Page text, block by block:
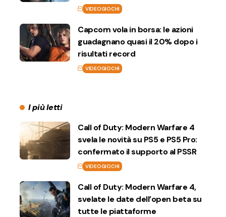
VIDEOGIOCHI
Capcom vola in borsa: le azioni
guadagnano quasi il 20% dopo i
risultati record
VIDEOGIOCHI
I più letti
Call of Duty: Modern Warfare 4
svela le novità su PS5 e PS5 Pro:
confermato il supporto al PSSR
VIDEOGIOCHI
Call of Duty: Modern Warfare 4,
svelate le date dell’open beta su
tutte le piattaforme